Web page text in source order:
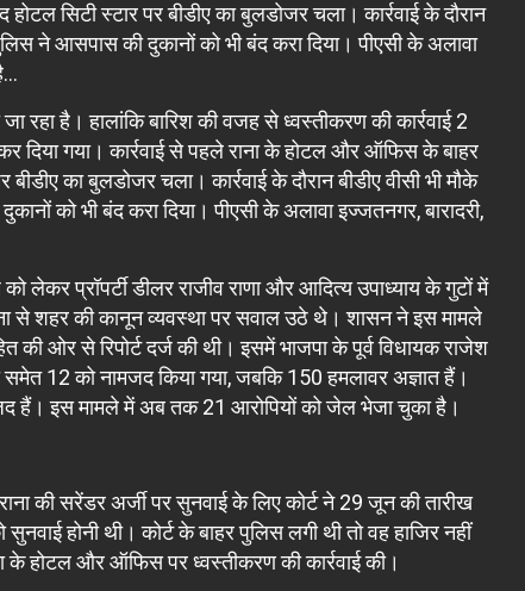
सिटी स्टार पर बीडीए का बुलडोजर चला। कार्रवाई के दौरान
ने आसपास की दुकानों को भी बंद करा दिया। पीएसी के अलावा
रहा है। हालांकि बारिश की वजह से ध्वस्तीकरण की कार्रवाई 2
दिया गया। कार्रवाई से पहले राना के होटल और ऑफिस के बाहर
का बुलडोजर चला। कार्रवाई के दौरान बीडीए वीसी भी मौके
को भी बंद करा दिया। पीएसी के अलावा इज्जतनगर, बारादरी,
लेकर प्रॉपर्टी डीलर राजीव राणा और आदित्य उपाध्याय के गुटों में
शहर की कानून व्यवस्था पर सवाल उठे थे। शासन ने इस मामले
की ओर से रिपोर्ट दर्ज की थी। इसमें भाजपा के पूर्व विधायक राजेश
समेत 12 को नामजद किया गया, जबकि 150 हमलावर अज्ञात हैं।
हैं। इस मामले में अब तक 21 आरोपियों को जेल भेजा चुका है।
की सरेंडर अर्जी पर सुनवाई के लिए कोर्ट ने 29 जून की तारीख
होनी थी। कोर्ट के बाहर पुलिस लगी थी तो वह हाजिर नहीं
के होटल और ऑफिस पर ध्वस्तीकरण की कार्रवाई की।